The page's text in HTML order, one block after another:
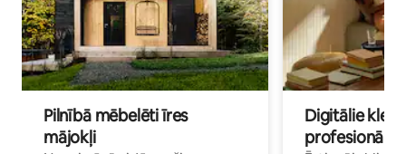
Pilnībā mēbelēti īres
mājokļi
Digitālie
profesionāļi